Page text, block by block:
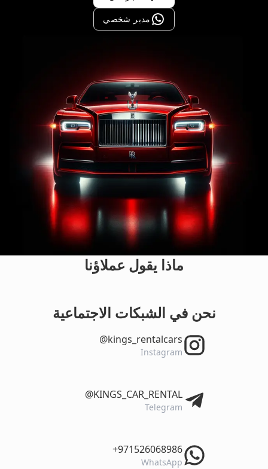
مدير شخصي
ماذا يقول عملاؤنا
نحن في الشبكات الاجتماعية
‎@kings_rentalcars
Instagram
‎@KINGS_CAR_RENTAL
Telegram
‎+971526068986
WhatsApp